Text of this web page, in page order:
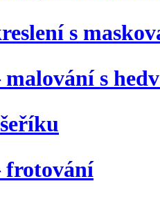
s
s
frotování